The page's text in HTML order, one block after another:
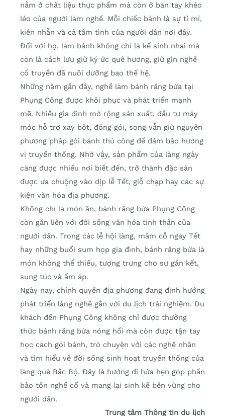
nằm ở chất liệu thực phẩm mà còn ở bàn tay khéo
léo của người làm nghề. Mỗi chiếc bánh là sự tỉ mỉ,
kiên nhẫn và cả tâm tình của người dân nơi đây.
Đối với họ, làm bánh không chỉ là kế sinh nhai mà
còn là cách lưu giữ ký ức quê hương, giữ gìn nghề
cổ truyền đã nuôi dưỡng bao thế hệ.
Những năm gần đây, nghề làm bánh răng bừa tại
Phụng Công được khôi phục và phát triển mạnh
mẽ. Nhiều gia đình mở rộng sản xuất, đầu tư máy
móc hỗ trợ xay bột, đóng gói, song vẫn giữ nguyên
phương pháp gói bánh thủ công để đảm bảo hương
vị truyền thống. Nhờ vậy, sản phẩm của làng ngày
càng được nhiều nơi biết đến, trở thành đặc sản
được ưa chuộng vào dịp lễ Tết, giỗ chạp hay các sự
kiện văn hóa địa phương.
Không chỉ là món ăn, bánh răng bừa Phụng Công
còn gắn liền với đời sống văn hóa tinh thần của
người dân. Trong các lễ hội làng, mâm cỗ ngày Tết
hay những buổi sum họp gia đình, bánh răng bừa là
món không thể thiếu, tượng trưng cho sự gắn kết,
sung túc và ấm áp.
Ngày nay, chính quyền địa phương đang định hướng
phát triển làng nghề gắn với du lịch trải nghiệm. Du
khách đến Phụng Công không chỉ được thưởng
thức bánh răng bừa nóng hổi mà còn được tận tay
học cách gói bánh, trò chuyện với các nghệ nhân
và tìm hiểu về đời sống sinh hoạt truyền thống của
làng quê Bắc Bộ. Đây là hướng đi hứa hẹn góp phần
bảo tồn nghề cổ và mang lại sinh kế bền vững cho
người dân.
Trung tâm Thông tin du lịch